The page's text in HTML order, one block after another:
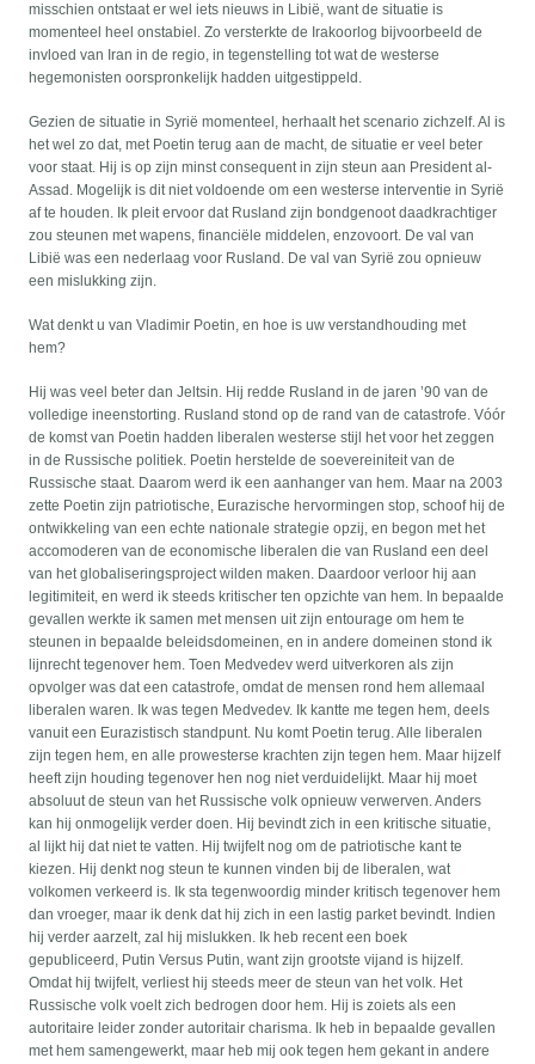
misschien ontstaat er wel iets nieuws in Libië, want de situatie is
momenteel heel onstabiel. Zo versterkte de Irakoorlog bijvoorbeeld de
invloed van Iran in de regio, in tegenstelling tot wat de westerse
hegemonisten oorspronkelijk hadden uitgestippeld.
Gezien de situatie in Syrië momenteel, herhaalt het scenario zichzelf. Al is
het wel zo dat, met Poetin terug aan de macht, de situatie er veel beter
voor staat. Hij is op zijn minst consequent in zijn steun aan President al-
Assad. Mogelijk is dit niet voldoende om een westerse interventie in Syrië
af te houden. Ik pleit ervoor dat Rusland zijn bondgenoot daadkrachtiger
zou steunen met wapens, financiële middelen, enzovoort. De val van
Libië was een nederlaag voor Rusland. De val van Syrië zou opnieuw
een mislukking zijn.
Wat denkt u van Vladimir Poetin, en hoe is uw verstandhouding met
hem?
Hij was veel beter dan Jeltsin. Hij redde Rusland in de jaren ’90 van de
volledige ineenstorting. Rusland stond op de rand van de catastrofe. Vóór
de komst van Poetin hadden liberalen westerse stijl het voor het zeggen
in de Russische politiek. Poetin herstelde de soevereiniteit van de
Russische staat. Daarom werd ik een aanhanger van hem. Maar na 2003
zette Poetin zijn patriotische, Eurazische hervormingen stop, schoof hij de
ontwikkeling van een echte nationale strategie opzij, en begon met het
accomoderen van de economische liberalen die van Rusland een deel
van het globaliseringsproject wilden maken. Daardoor verloor hij aan
legitimiteit, en werd ik steeds kritischer ten opzichte van hem. In bepaalde
gevallen werkte ik samen met mensen uit zijn entourage om hem te
steunen in bepaalde beleidsdomeinen, en in andere domeinen stond ik
lijnrecht tegenover hem. Toen Medvedev werd uitverkoren als zijn
opvolger was dat een catastrofe, omdat de mensen rond hem allemaal
liberalen waren. Ik was tegen Medvedev. Ik kantte me tegen hem, deels
vanuit een Eurazistisch standpunt. Nu komt Poetin terug. Alle liberalen
zijn tegen hem, en alle prowesterse krachten zijn tegen hem. Maar hijzelf
heeft zijn houding tegenover hen nog niet verduidelijkt. Maar hij moet
absoluut de steun van het Russische volk opnieuw verwerven. Anders
kan hij onmogelijk verder doen. Hij bevindt zich in een kritische situatie,
al lijkt hij dat niet te vatten. Hij twijfelt nog om de patriotische kant te
kiezen. Hij denkt nog steun te kunnen vinden bij de liberalen, wat
volkomen verkeerd is. Ik sta tegenwoordig minder kritisch tegenover hem
dan vroeger, maar ik denk dat hij zich in een lastig parket bevindt. Indien
hij verder aarzelt, zal hij mislukken. Ik heb recent een boek
gepubliceerd, Putin Versus Putin, want zijn grootste vijand is hijzelf.
Omdat hij twijfelt, verliest hij steeds meer de steun van het volk. Het
Russische volk voelt zich bedrogen door hem. Hij is zoiets als een
autoritaire leider zonder autoritair charisma. Ik heb in bepaalde gevallen
met hem samengewerkt, maar heb mij ook tegen hem gekant in andere